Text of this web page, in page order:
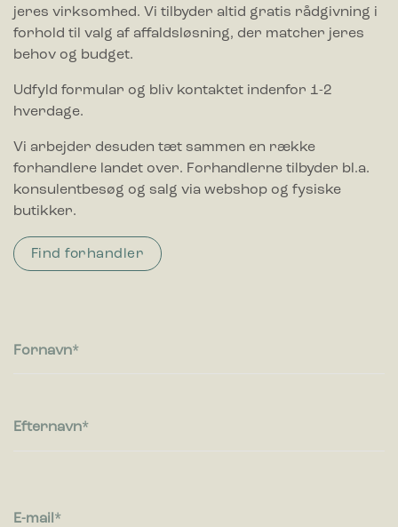
jeres virksomhed. Vi tilbyder altid gratis rådgivning i
forhold til valg af affaldsløsning, der matcher jeres
behov og budget.
Udfyld formular og bliv kontaktet indenfor 1-2
hverdage.
Vi arbejder desuden tæt sammen en række
forhandlere landet over. Forhandlerne tilbyder bl.a.
konsulentbesøg og salg via webshop og fysiske
butikker.
Find forhandler
Fornavn
Efternavn
E-mail